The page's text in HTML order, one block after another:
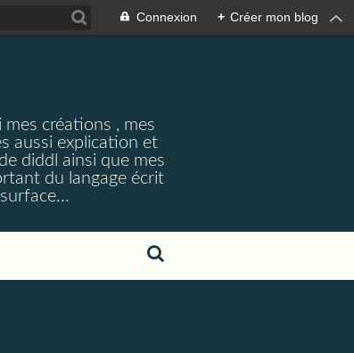
Connexion + Créer mon blog
créations , mes
aussi explication et
diddl ainsi que mes
du langage écrit